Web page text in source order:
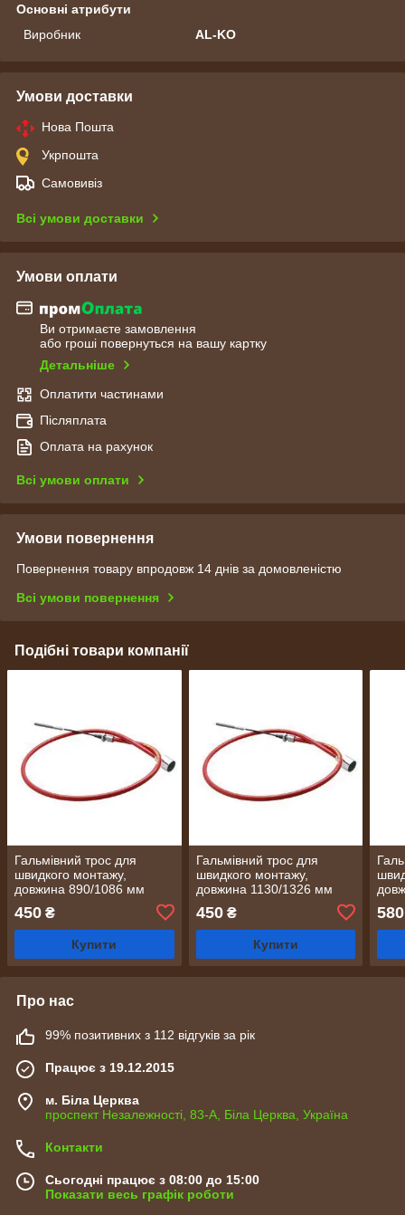
Основні атрибути
Виробник
AL-KO
Умови доставки
Нова Пошта
Укрпошта
Самовивіз
Всі умови доставки
Умови оплати
Ви отримаєте замовлення
або гроші повернуться на вашу картку
Детальніше
Оплатити частинами
Післяплата
Оплата на рахунок
Всі умови оплати
Умови повернення
Повернення товару впродовж 14 днів за домовленістю
Всі умови повернення
Подібні товари компанії
Гальмівний трос для
швидкого монтажу,
довжина 890/1086 мм
450 ₴
Купити
Гальмівний трос для
швидкого монтажу,
довжина 1130/1326 мм
450₴
Купити
580
Про нас
99% позитивних з 112 відгуків за рік
Працює з 19.12.2015
м. Біла Церква
проспект Незалежності, 83-А, Біла Церква, Україна
Контакти
Сьогодні працює з 08:00 до 15:00
Показати весь графік роботи